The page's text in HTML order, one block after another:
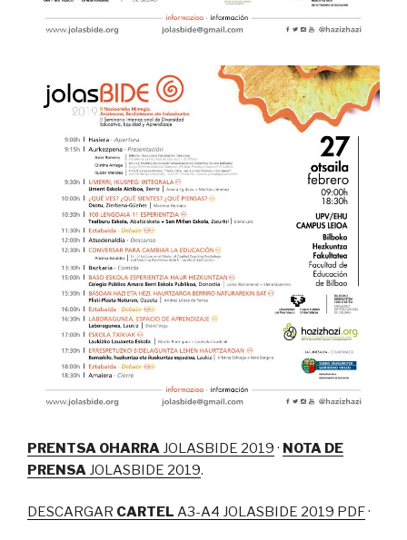
PRENTSA OHARRA JOLASBIDE 2019 · NOTA DE
PRENSA JOLASBIDE 2019.
DESCARGAR CARTEL A3-A4 JOLASBIDE 2019 PDF·